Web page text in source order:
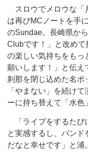
スロウでメロウな「
は再びMCノートを手
のSundae。長崎県か
Clubです！」と改め
の楽しい気持ちをもっ
願いします！」と伝え
刹那を閉じ込めた名ポ
「やまない」を続け
ーに持ち替えて「水色
「ライブをするたび
と実感するし、バン
だなと幸せです」と